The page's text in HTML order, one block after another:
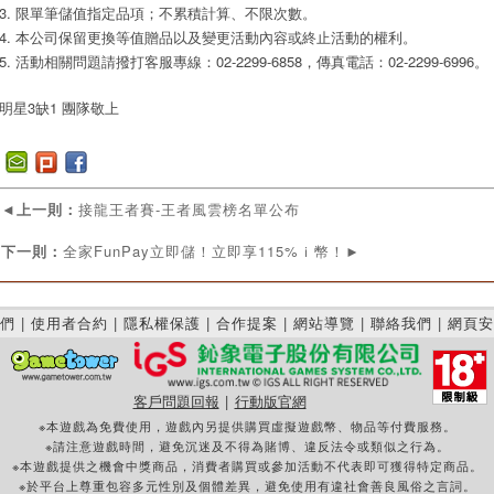
3. 限單筆儲值指定品項；不累積計算、不限次數。
4. 本公司保留更換等值贈品以及變更活動內容或終止活動的權利。
5. 活動相關問題請撥打客服專線：02-2299-6858，傳真電話：02-2299-6996。
明星3缺1 團隊敬上
◄上一則： 接龍王者賽-王者風雲榜名單公布
下一則： 全家FunPay立即儲！立即享115%ｉ幣！ ►
| 使用者合約 | 隱私權保護 | 合作提案 | 網站導覽 | 聯絡我們 | 網頁
客戶問題回報 | 行動版官網
※本遊戲為免費使用，遊戲內另提供購買虛擬遊戲幣、物品等付費服務。
※請注意遊戲時間，避免沉迷及不得為賭博、違反法令或類似之行為。
※本遊戲提供之機會中獎商品，消費者購買或參加活動不代表即可獲得特定商品。
※於平台上尊重包容多元性別及個體差異，避免使用有違社會善良風俗之言詞。